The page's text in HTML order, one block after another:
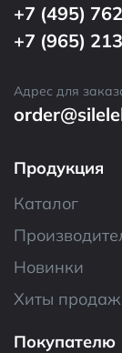
+7 (495)
+7 (965)
Адрес для
Продукция
Каталог
Новинки
Хиты продаж
Покупателю